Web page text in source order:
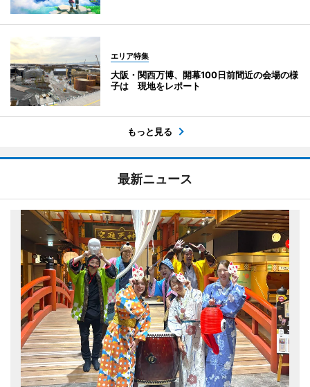
エリア特集
大阪・関西万博、開幕100日前間近の会場の様
子は 現地をレポート
もっと見る
最新ニュース